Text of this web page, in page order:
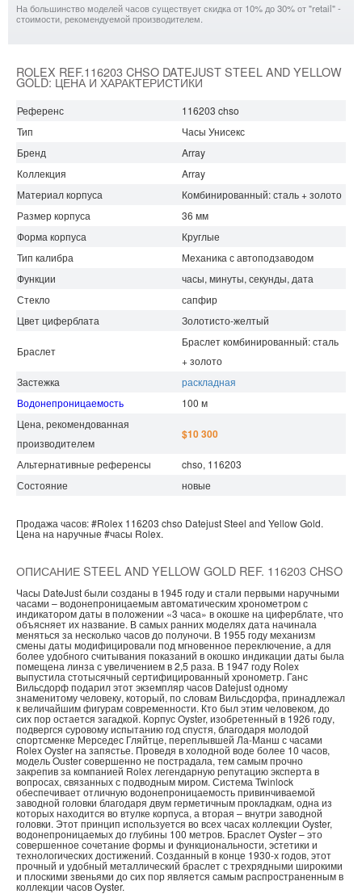
На большинство моделей часов существует скидка от 10% до 30% от "retail" -
стоимости, рекомендуемой производителем.
ROLEX REF.116203 CHSO DATEJUST STEEL AND YELLOW
GOLD: ЦЕНА И ХАРАКТЕРИСТИКИ
Референс
116203 chso
Тип
Часы Унисекс
Бренд
Array
Коллекция
Array
Материал корпуса
Комбинированный: сталь + золото
Размер корпуса
36 мм
Форма корпуса
Круглые
Тип калибра
Механика с автоподзаводом
Функции
часы, минуты, секунды, дата
Стекло
сапфир
Цвет циферблата
Золотисто-желтый
Браслет
Браслет комбинированный: сталь
+ золото
Застежка
раскладная
Водонепроницаемость
100 м
Цена, рекомендованная
производителем
$10 300
Альтернативные референсы
chso, 116203
Состояние
новые
Продажа часов:#Rolex 116203 chso DatejustSteel and Yellow Gold.
Цена на наручные #часы Rolex.
ОПИСАНИЕ STEEL AND YELLOW GOLD REF. 116203 CHSO
Часы DateJust были созданы в 1945 году и стали первыми наручными
часами – водонепроницаемым автоматическим хронометром с
индикатором даты в положении «3 часа» в окошке на циферблате, что
объясняет их название. В самых ранних моделях дата начинала
меняться за несколько часов до полуночи. В 1955 году механизм
смены даты модифицировали под мгновенное переключение, а для
более удобного считывания показаний в окошко индикации даты была
помещена линза с увеличением в 2,5 раза. В 1947 году Rolex
выпустила стотысячный сертифицированный хронометр. Ганс
Вильсдорф подарил этот экземпляр часов Datejust одному
знаменитому человеку, который, по словам Вильсдорфа, принадлежал
к величайшим фигурам современности. Кто был этим человеком, до
сих пор остается загадкой. Корпус Oyster, изобретенный в 1926 году,
подвергся суровому испытанию год спустя, благодаря молодой
спортсменке Мерседес Гляйтце, переплывшей Ла-Манш с часами
Rolex Oyster на запястье. Проведя в холодной воде более 10 часов,
модель Ouster совершенно не пострадала, тем самым прочно
закрепив за компанией Rolex легендарную репутацию эксперта в
вопросах, связанных с подводным миром. Система Twinlock
обеспечивает отличную водонепроницаемость привинчиваемой
заводной головки благодаря двум герметичным прокладкам, одна из
которых находится во втулке корпуса, а вторая – внутри заводной
головки. Этот принцип используется во всех часах коллекции Oyster,
водонепроницаемых до глубины 100 метров. Браслет Oyster – это
совершенное сочетание формы и функциональности, эстетики и
технологических достижений. Созданный в конце 1930-х годов, этот
прочный и удобный металлический браслет с трехрядными широкими
и плоскими звеньями до сих пор является самым распространенным в
коллекции часов Oyster.